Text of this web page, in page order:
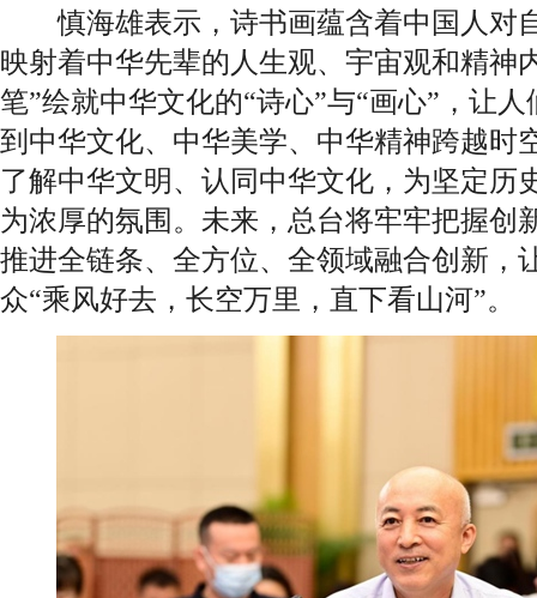
慎海雄表示，诗书画蕴含着中国人对
映射着中华先辈的人生观、宇宙观和精神
笔”绘就中华文化的“诗心”与“画心”，让
到中华文化、中华美学、中华精神跨越时
了解中华文明、认同中华文化，为坚定历
为浓厚的氛围。未来，总台将牢牢把握创
推进全链条、全方位、全领域融合创新，
众“乘风好去，长空万里，直下看山河”。